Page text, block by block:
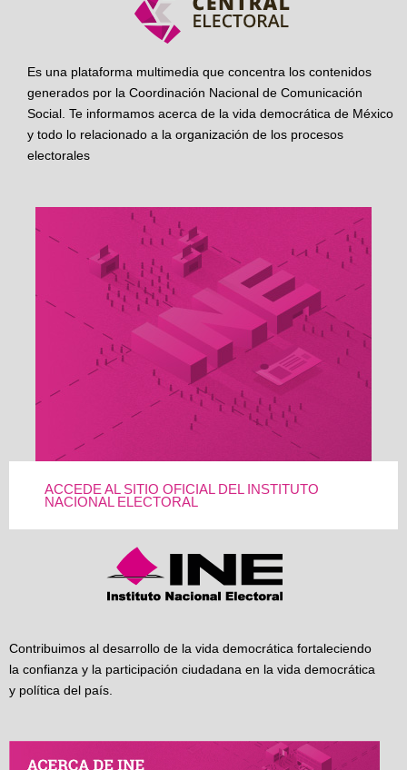
Es una plataforma multimedia que concentra los contenidos
generados por la Coordinación Nacional de Comunicación
Social. Te informamos acerca de la vida democrática de México
y todo lo relacionado a la organización de los procesos
electorales
ACCEDE AL SITIO OFICIAL DEL INSTITUTO
NACIONAL ELECTORAL
Contribuimos al desarrollo de la vida democrática fortaleciendo
la confianza y la participación ciudadana en la vida democrática
y política del país.